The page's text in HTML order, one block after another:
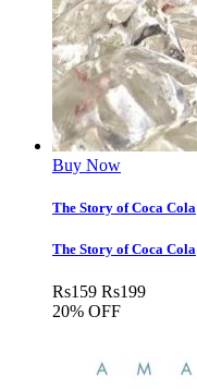
Buy Now
The Story of Coca Cola
The Story of Coca Cola
Rs159 Rs199
20% OFF